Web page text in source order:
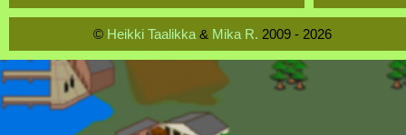
© Heikki Taalikka& Mika R. 2009 - 2026